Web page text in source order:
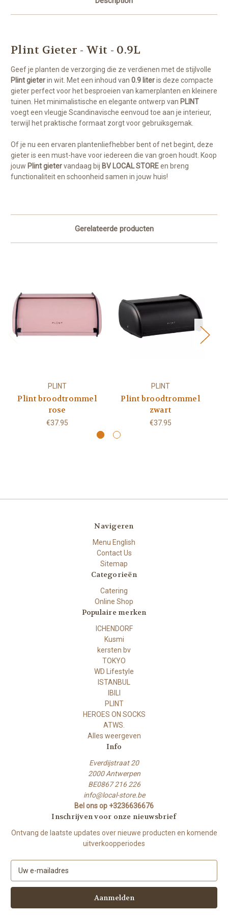
Plint Gieter - Wit - 0.9L
Geef je planten de verzorging die ze verdienen met de stijlvolle
Plint gieterin wit. Met een inhoud van 0.9 literis deze compacte
gieter perfect voor het besproeien van kamerplanten en kleinere
tuinen. Het minimalistische en elegante ontwerp van PLINT
voegt een vleugje Scandinavische eenvoud toe aan je interieur,
terwijl het praktische formaat zorgt voor gebruiksgemak.
Of je nu een ervaren plantenliefhebber bent of net begint, deze
gieter is een must-have voor iedereen die van groen houdt. Koop
jouw Plint gietervandaag bij BV LOCAL STOREen breng
functionaliteit en schoonheid samen in jouw huis!
Gerelateerde producten
PLINT
Plint broodtrommel
rose
€37.95
PLINT
Plint broodtrommel
zwart
€37.95
Navigeren
Menu English
Contact Us
Sitemap
Categorieën
Catering
Online Shop
Populaire merken
ICHENDORF
Kusmi
kersten bv
TOKYO
WD Lifestyle
ISTANBUL
IBILI
PLINT
HEROES ON SOCKS
ATWS.
Alles weergeven
Info
Everdijstraat 20
2000 Antwerpen
BE0867 216 226
info@local-store.be
Bel ons op +3236636676
Inschrijven voor onze nieuwsbrief
Ontvang de laatste updates over nieuwe producten en komende
uitverkoopperiodes
m
i